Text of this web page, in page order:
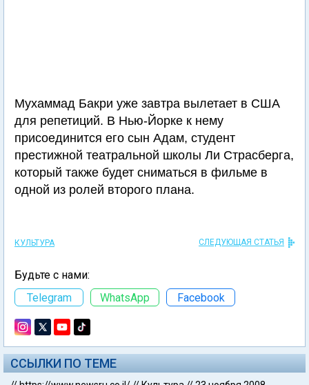
Мухаммад Бакри уже завтра вылетает в США
для репетиций. В Нью-Йорке к нему
присоединится его сын Адам, студент
престижной театральной школы Ли Страсберга,
который также будет сниматься в фильме в
одной из ролей второго плана.
КУЛЬТУРА СЛЕДУЮЩАЯ СТАТЬЯ
Будьте с нами:
Telegram
WhatsApp Facebook
ССЫЛКИ ПО ТЕМЕ